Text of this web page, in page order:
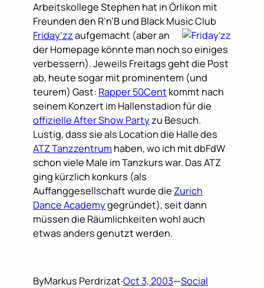
Arbeitskollege Stephen hat in Örlikon mit
Freunden den R’n’B und Black Music Club
Friday’zzaufgemacht (aber an
der Homepage könnte man noch so einiges
verbessern). Jeweils Freitags geht die Post
ab, heute sogar mit prominentem (und
teurem) Gast: Rapper 50Cent kommt nach
seinem Konzert im Hallenstadion für die
offizielle After Show Partyzu Besuch.
Lustig, dass sie als Location die Halle des
ATZ Tanzzentrum haben, wo ich mit dbFdW
schon viele Male im Tanzkurs war. Das ATZ
ging kürzlich konkurs (als
Auffanggesellschaft wurde die Zurich
Dance Academygegründet), seit dann
müssen die Räumlichkeiten wohl auch
etwas anders genutzt werden.
ByMarkus Perdrizat·Oct 3, 2003—Social